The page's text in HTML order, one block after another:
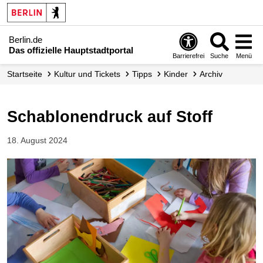
Berlin.de
Das offizielle Hauptstadtportal
Barrierefrei Suche Menü
Startseite Kultur und Tickets Tipps Kinder Archiv
Schablonendruck auf Stoff
18. August 2024